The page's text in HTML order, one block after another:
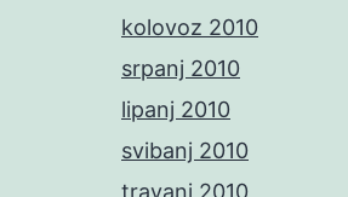
kolovoz 2010
srpanj 2010
lipanj 2010
svibanj 2010
travanj 2010